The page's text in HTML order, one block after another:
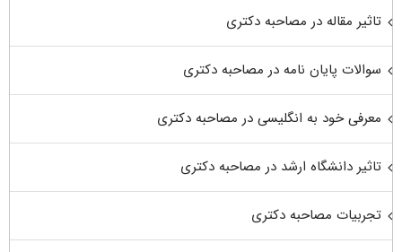
تاثیر مقاله در مصاحبه دکتری
سوالات پایان نامه در مصاحبه دکتری
معرفی خود به انگلیسی در مصاحبه دکتری
تاثیر دانشگاه ارشد در مصاحبه دکتری
تجربیات مصاحبه دکتری